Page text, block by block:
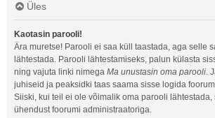
Üles
Kaotasin parooli!
Ära muretse! Parooli ei saa küll taastada, aga selle
lähtestada. Parooli lähtestamiseks, palun külasta
ning vajuta linki nimega Ma unustasin oma parooli.
juhiseid ja peaksidki taas saama sisse logida
Siiski, kui teil ei ole võimalik oma parooli lähtestada,
ühendust foorumi administraatoriga.